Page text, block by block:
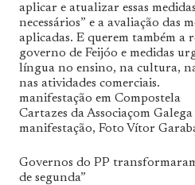
aplicar e atualizar essas
necessários” e a avaliação das
aplicadas. E querem também a
governo de Feijóo e medidas
língua no ensino, na cultura,
nas atividades comerciais.
manifestação em Compostela
Cartazes da Associaçom
manifestação, Foto Vítor
Governos do PP
de segunda”